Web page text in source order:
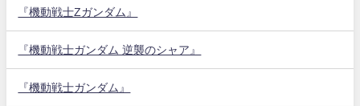
『機動戦士Zガンダム』
『機動戦士ガンダム 逆襲のシャア』
『機動戦士ガンダム』